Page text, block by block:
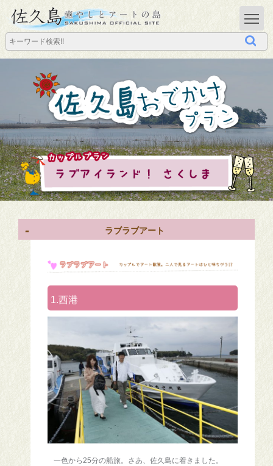
ラブラブアート
1.西港
一色から25分の船旅。さあ、佐久島に着きました。